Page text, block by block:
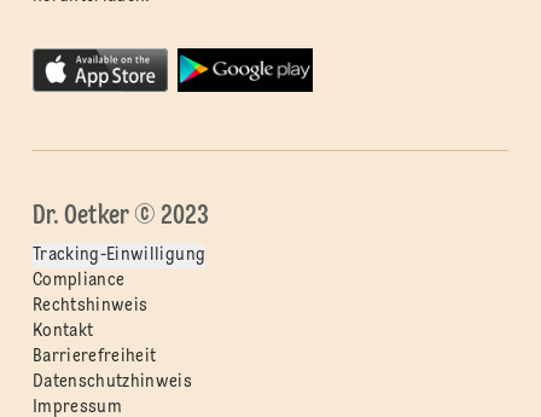
Dr. Oetker © 2023
Tracking-Einwilligung
Compliance
Rechtshinweis
Kontakt
Barrierefreiheit
Datenschutzhinweis
Impressum